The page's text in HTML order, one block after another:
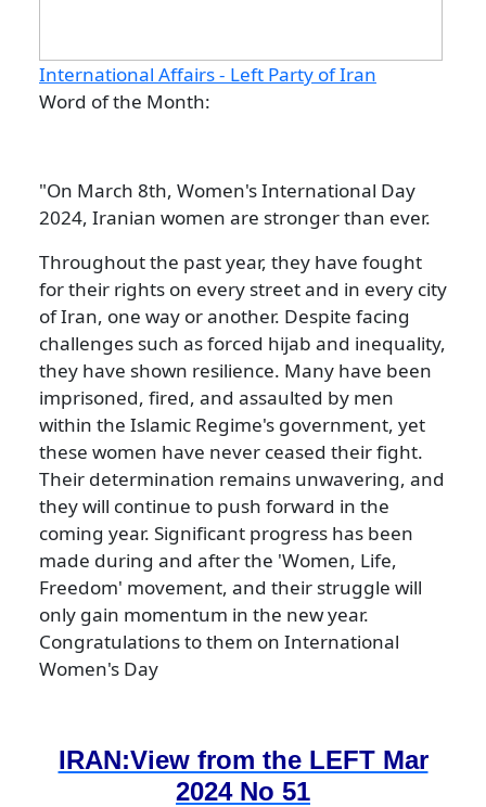
International Affairs - Left Party of Iran
Word of the Month:
"On March 8th, Women's International Day
2024, Iranian women are stronger than ever.
Throughout the past year, they have fought
for their rights on every street and in every city
of Iran, one way or another. Despite facing
challenges such as forced hijab and inequality,
they have shown resilience. Many have been
imprisoned, fired, and assaulted by men
within the Islamic Regime's government, yet
these women have never ceased their fight.
Their determination remains unwavering, and
they will continue to push forward in the
coming year. Significant progress has been
made during and after the 'Women, Life,
Freedom' movement, and their struggle will
only gain momentum in the new year.
Congratulations to them on International
Women's Day
IRAN:View from the LEFT Mar
2024 No 51